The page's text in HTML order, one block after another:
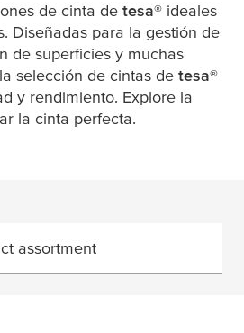
de cinta de tesa® ideales
Diseñadas para la gestión de
de superficies y muchas
selección de cintas de tesa®
y rendimiento. Explore la
la cinta perfecta.
assortment